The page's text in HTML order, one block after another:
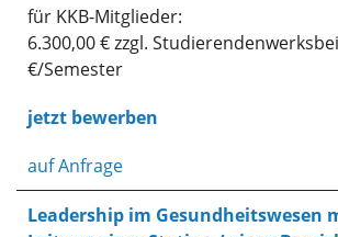
für KKB-Mitglieder:
6.300,00 € zzgl.
€/Semester
jetzt bewerben
auf Anfrage
Leadership im Gesundheitswesen